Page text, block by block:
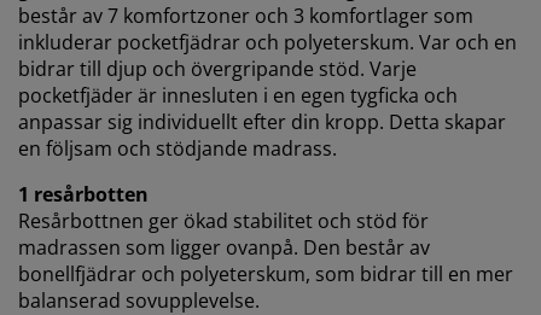
består av 7 komfortzoner och 3 komfortlager som
inkluderar pocketfjädrar och polyeterskum. Var och en
bidrar till djup och övergripande stöd. Varje
pocketfjäder är innesluten i en egen tygficka och
anpassar sig individuellt efter din kropp. Detta skapar
en följsam och stödjande madrass.
1 resårbotten
Resårbottnen ger ökad stabilitet och stöd för
madrassen som ligger ovanpå. Den består av
bonellfjädrar och polyeterskum, som bidrar till en mer
balanserad sovupplevelse.